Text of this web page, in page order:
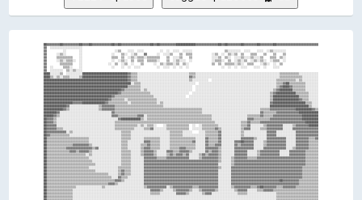
██▓▓▓▓▓▓▓▓██▓▓▓▓▓▓▓▓▓▓██▓▓▓▓██▓▓▓▓▓▓▓▓▓▓▓▓██▓▓██▓▓▓▓▓▓▓▓▓▓▓▓▓▓▓▓▓▓██▓▓██▓▓▓▓▓▓▓▓▓▓████████████▓▓▓▓▓▓▓▓▓▓▓▓▓▓██▓▓██▓▓▓▓▓▓▓▓██▓▓▓▓▓▓▓▓██▓▓▓▓▓▓▓▓██▓▓▓▓▓▓▓▓▓▓▓▓▓▓▓▓▓▓▓▓▓▓▓▓▓▓
▓▓  ░░░░░░░░░░░░░░░░░░░░
▓▓          ░░        ░░                    ░░▒▒    ░░░░  ░░░░          ░░  ░░  ░░░░  ░░░░░░                    ▒▒░░░░░░░░  ░░░░    ░░░░  ░░▒▒░░░░░░░░
▓▓      ░░▒▒░░        ░░                  ░░    ▒▒░░  ░░▒▒    ▓▓      ░░  ░░░░▒▒    ▒▒  ▒▒▒▒            ░░▒▒  ░░  ▒▒░░▒▒  ▒▒    ▒▒▒▒    ▒▒    ▒▒    ▒▒
▓▓      ▒▒▒▒▒▒▒▒▒▒    ░░                  ▒▒▒▒  ▒▒  ░░▒▒░░▒▒▒▒░░▒▒▒▒▒▒▒▒    ▒▒  ░░░░▒▒    ▒▒            ░░░░▒▒  ▒▒░░  ░░░░▒▒░░░░▒▒░░░░▒▒    ▒▒▒▒  ▒▒░░
▓▓      ░░▒▒░░▒▒▒▒░░  ░░                  ░░  ░░▒▒░░  ▒▒  ▒▒▒▒  ▒▒▒▒▒▒░░    ▒▒  ░░▒▒░░░░  ░░            ░░▒▒▒▒░░  ▒▒  ░░▒▒░░▒▒  ░░▒▒░░▒▒░░  ░░▒▒▒▒  ░░
▓▓        ▒▒▒▒▒▒▒▒    ░░                ░░  ▒▒  ░░▒▒  ░░    ▒▒      ░░  ▒▒░░▒▒▒▒░░▒▒  ▒▒░░              ▒▒  ▒▒  ▒▒▒▒▒▒░░▒▒░░  ▒▒▒▒    ░░▒▒░░  ░░  ▒▒
▓▓  ░░      ▒▒▒▒░░    ░░                  ░░    ░░  ░░  ░░░░          ░░  ░░░░  ░░  ░░  ░░                    ░░  ░░  ░░  ░░░░    ░░░░  ░░    ░░░░
▓▓  ░░░░░░░░  ▒▒░░▒▒░░░░
████░░░░░░▒▒  ░░░░░░░░░░████████████████████████████▓▓▒▒▒▒░░░░░░░░░░░░░░░░░░░░░░░░░░░░░░░░▒▒▒▒░░░░░░░░░░░░░░░░░░░░░░░░░░░░░░░░░░░░░░░░░░░░░░░░░░░░▒▒▒▒▒▒▒▒▒▒▒▒░░░░░░░░░░░░
████▒▒░░▒▒░░▒▒▒▒░░░░░░▒▒████████████████████████████▓▓▒▒▒▒░░░░░░░░░░░░░░░░░░░░░░░░░░░░░░░░▓▓▒▒░░░░░░░░░░░░░░░░░░░░░░░░░░░░░░░░░░░░░░░░░░░░░░░░░░░░▒▒▒▒▒▒▒▒▒▒▒▒▒▒░░░░░░░░░░
████████████████████████████████████████████████████▓▓▒▒▒▒░░░░░░░░░░░░░░░░░░░░░░░░░░░░░░░░▒▒░░░░░░░░░░  ░░░░░░░░░░░░░░░░░░░░░░░░░░░░░░░░░░░░░░░░▒▒▒▒▒▒▒▒▒▒▒▒░░▒▒░░░░░░░░░░
██████████████████████████████████████████████████████░░▒▒▒▒░░░░░░░░░░░░░░░░░░░░░░░░░░░░░░░░░░  ░░░░░░░░░░░░░░░░░░░░░░░░░░░░░░░░░░░░░░░░░░░░░░░░▒▒▒▒▓▓██▒▒▒▒▒▒▒▒▒▒░░░░░░░░
████████████████████████████████████████████████████▒▒▒▒▒▒▒▒░░░░░░░░░░░░░░░░░░░░░░░░░░░░░░░░  ░░░░░░░░░░░░░░░░░░░░░░░░░░░░░░░░░░░░░░░░░░░░░░░░░░▒▒▓▓████▓▓▒▒▒▒▒▒▒▒░░░░░░░░
████████████████████████████████████████████████▓▓▒▒▒▒▒▒▒▒▒▒░░▒▒░░░░░░░░░░░░░░░░░░░░░░░░░░░░  ░░░░░░░░░░░░░░░░░░░░░░░░░░░░░░░░░░░░░░░░░░░░░░░░▒▒▓▓████████▒▒▒▒▒▒▒▒░░░░░░░░
██████████████████████████████████████████████▓▓▒▒▒▒▒▒▒▒▒▒▒▒▒▒▒▒▒▒░░░░░░░░░░░░░░░░░░░░░░░░  ░░░░░░░░░░░░░░░░░░░░░░░░░░░░░░░░░░░░░░░░░░░░░░░░▒▒▓▓████████████▒▒▒▒▒▒▒▒░░░░░░
██████████████████████████████████████████▓▓▒▒▒▒▒▒▒▒▒▒▒▒▒▒▒▒▒▒▒▒▒▒▒▒░░░░░░░░░░░░░░░░░░░░  ░░░░░░░░░░░░░░░░░░░░░░░░░░░░░░░░░░░░░░░░░░░░░░░░░░▒▒████████████████▒▒▒▒▒▒░░░░░░
████████████████████████████████████████▓▓▒▒▒▒▒▒▒▒░░▒▒▒▒▒▒▒▒▒▒▒▒▒▒▒▒▒▒░░░░░░░░░░░░░░░░░░░░░░░░░░░░░░░░░░░░░░░░░░░░░░░░░░░░░░░░░░░░░░░░░░░░░░▒▒████████████████▓▓▒▒▒▒░░░░░░
██████████████████▓▓▓▓▓▓██████████████▓▓▒▒▒▒▒▒▒▒▒▒▒▒░░▒▒▒▒▒▒▒▒▒▒▒▒▒▒▒▒░░▒▒░░░░░░░░░░░░░░░░░░░░░░░░░░░░░░░░░░░░░░░░░░░░░░░░░░░░░░░░░░░░░░░░░░▓▓████████████████████▒▒▒▒░░░░
██████████████▓▓░░░░░░░░░░░░░░░░░░▒▒▓▓▓▓▓▓▓▓▒▒▒▒▒▒▒▒▒▒▒▒▒▒▒▒▒▒▒▒▒▒▒▒▒▒▒▒▒▒░░░░░░░░░░░░░░░░░░░░░░░░░░░░░░░░░░░░░░░░░░░░░░░░░░░░░░░░░░░░░░░░░░████████████████████████▒▒░░░░
████████████▓▓▒▒░░░░░░░░░░░░░░░░░░▒▒▓▓▓▓▓▓▓▓▒▒▒▒▒▒▒▒▒▒▒▒▒▒▒▒▒▒▒▒▒▒▒▒▒▒▒▒▒▒▒▒▒▒▒▒▒▒▒▒▒▒▒▒▒▒▒▒▒▒▒▒▒▒░░░░░░░░░░░░░░░░░░░░░░░░░░░░░░░░░░░░▒▒▒▒▒▒▓▓▓▓▓▓▓▓▓▓▓▓▓▓▓▓██████████▓▓▒▒
████████▓▓░░░░░░░░░░░░░░░░░░░░░░░░░░░░░░░░▓▓▒▒▒▒▒▒▒▒▒▒▒▒▒▒▒▒▒▒▒▒▒▒▒▒▒▒▒▒▒▒▒▒▒▒▒▒▒▒▒▒▒▒▒▒▒▒▒▒▒▒▒▒▒▒░░░░░░░░░░░░░░░░░░░░░░░░░░░░░░░░░░░░▓▓▒▒▒▒▒▒▒▒▓▓▓▓▓▓▓▓▓▓▓▓▓▓████████████
██████▓▓▒▒░░░░░░░░░░░░░░░░░░░░░░░░░░░░░░░░▓▓▓▓▒▒▒▒▒▒▒▒▒▒▒▒▓▓▓▓░░▒▒▒▒▒▒▒▒▒▒▒▒▒▒▒▒▒▒▒▒▒▒▒▒▒▒▒▒▒▒▒▒▒▒▒▒▒▒▒▒░░░░░░░░░░░░░░░░░░░░░░▒▒▒▒▒▒▒▒▓▓▒▒▒▒▒▒▓▓▓▓▓▓▓▓▓▓▓▓▓▓▓▓▓▓██████████
██▓▓▓▓▒▒░░░░░░░░░░░░░░░░░░░░░░░░░░░░░░░░░░░░░░▓▓████████████▒▒░░▒▒▒▒▒▒▒▒▒▒▒▒▒▒▒▒▒▒▒▒▒▒▒▒▒▒▒▒▒▒▒▒▒▒▒▒▒▒▒▒░░░░░░░░░░░░░░░░░░░░░░▓▓▓▓▒▒▒▒▒▒▒▒▒▒▓▓▓▓▓▓▓▓▓▓▓▓▓▓▓▓▓▓▓▓██████████
██▓▓▓▓▒▒░░░░░░░░░░░░░░░░░░░░░░░░░░░░░░░░░░░░▒▒▒▒▒▒▒▒▒▒▒▒▒▒▒▒▒▒▒▒▒▒▒▒▒▒▒▒▒▒▒▒▒▒▒▒▒▒▒▒▒▒▒▒▒▒▒▒▒▒▒▒▒▒▒▒▒▒▒▒▒▒░░░░░░░░░░░░░░░░▒▒▒▒▓▓▒▒▒▒▒▒▓▓▓▓▓▓▓▓▓▓▓▓▓▓▓▓▓▓▓▓▓▓▓▓▓▓▓▓████████
██▓▓▓▓▓▓░░░░░░░░░░░░░░░░░░░░░░░░░░░░░░░░░░░░▒▒▒▒▒▒▒▒▒▒▒▒▒▒░░▒▒░░▒▒▒▒░░    ░░▒▒▒▒▒▒▒▒▒▒▒▒▒▒  ░░  ░░▒▒▒▒▒▒▒▒▒▒░░░░░░░░░░░░░░▒▒▒▒▓▓░░░░░░░░▒▒▓▓▓▓▓▓▓▓▓▓░░░░░░▒▒▓▓▓▓▓▓▓▓██████
██▓▓▓▓▓▓▒▒▒▒░░░░░░░░░░░░░░░░░░░░░░░░░░░░░░░░▒▒▒▒▒▒▒▒▒▒▒▒░░░░░░▒▒▒▒▓▓░░░░░░░░▒▒▒▒▒▒▒▒▒▒▒▒▒▒  ░░░░░░▒▒▒▒▒▒▒▒▓▓▒▒░░░░░░░░░░░░▒▒▓▓▓▓░░░░░░▒▒▒▒▓▓▓▓▓▓▓▓▓▓░░░░░░▓▓▓▓▓▓▓▓▓▓▓▓▓▓▓▓
██▓▓▓▓▓▓▓▓▓▓▓▓░░▒▒░░░░░░░░░░░░░░░░░░░░░░░░░░░░░░▒▒▒▒▒▒░░░░░░░░░░░░░░░░░░░░░░░░▒▒▒▒▒▒▒▒░░░░░░    ░░░░▒▒▒▒▒▒▒▒▓▓░░░░░░░░░░░░▒▒░░░░░░░░░░░░░░▓▓▓▓▓▓░░░░░░░░░░░░▓▓▓▓▓▓▓▓▓▓▓▓▓▓
██▓▓▒▒▒▒▒▒▒▒▒▒▒▒░░░░░░░░░░░░░░░░░░░░░░░░░░░░░░░░▒▒▒▒▒▒░░░░░░░░░░░░░░░░░░░░░░░░▒▒▒▒▒▒▒▒░░░░░░░░░░░░░░▒▒▒▒▒▒▒▒▓▓░░░░░░░░░░░░▒▒░░░░░░░░░░░░░░▓▓▓▓▓▓░░░░░░░░░░░░▓▓▓▓▓▓▓▓▓▓▓▓▓▓
██▒▒▒▒▒▒▒▒▒▒▒▒▒▒▒▒▒▒▒▒▒▒▒▒▒▒░░░░░░░░░░░░░░░░░░░░▒▒▒▒▒▒░░░░░░░░▒▒▒▒▒▒▒▒▒▒░░░░░░▒▒▒▒▒▒▒▒▒▒▒▒▒▒▒▒░░░░░░▓▓▒▒▒▒▒▒▓▓░░░░░░░░░░░░▓▓▓▓▓▓▓▓▒▒░░░░░░▓▓▓▓▓▓▓▓▓▓▓▓░░░░░░▓▓▓▓▓▓▓▓▒▒▒▒▓▓
██▒▒▒▒▒▒▒▒▒▒▒▒▒▒▒▒▒▒▒▒▒▒▒▒▒▒░░░░░░░░░░░░░░░░░░░░▒▒▒▒░░░░░░░░░░▓▓▓▓▒▒▒▒▒▒░░░░░░▒▒▒▒▒▒▒▒▒▒▒▒▒▒▓▓░░░░░░▓▓▒▒▒▒▒▒▓▓░░░░░░░░▓▓▓▓██▓▓▓▓▓▓░░░░░░▒▒▓▓▓▓▓▓▓▓▓▓▓▓░░░░░░▓▓▓▓▓▓▓▓▒▒▒▒▒▒
██▒▒▒▒▒▒▒▒▒▒▒▒▒▒▒▒▓▓▓▓▓▓▓▓▓▓▒▒░░░░░░░░░░░░░░░░░░▒▒▒▒░░░░░░░░▒▒▒▒▓▓▒▒▒▒▒▒░░░░░░▒▒▒▒▒▒▒▒▒▒▒▒▒▒▒▒░░░░░░▓▓▒▒▒▒▓▓▓▓░░░░░░░░▓▓▒▒▓▓▓▓▓▓▓▓░░░░░░▒▒▓▓▓▓▓▓▓▓▓▓▓▓░░░░░░▓▓▓▓▓▓▓▓▒▒▒▒▒▒
██▒▒▒▒▒▒▒▒▒▒▒▒▓▓▓▓▓▓▓▓▓▓▓▓▓▓▓▓▒▒▓▓░░░░░░░░░░░░░░▒▒▒▒░░░░░░░░▒▒▓▓▓▓▒▒▒▒▒▒░░░░░░▒▒▒▒▒▒▓▓▓▓▒▒▒▒▒▒░░░░░░▓▓▓▓▓▓▓▓▒▒░░░░░░░░▓▓▓▓▓▓▓▓▓▓▓▓░░░░░░▓▓▓▓▓▓▓▓▓▓▓▓▓▓░░░░▒▒▓▓▓▓▓▓▓▓▒▒▒▒▒▒
██▒▒▒▒▒▒▒▒▒▒▒▒▒▒▓▓▓▓▒▒▓▓▓▓▓▓▒▒░░░░░░░░░░░░░░░░░░▒▒▒▒▒▒░░░░░░▒▒▓▓▓▓▓▓▒▒░░░░░░▓▓▓▓▒▒▒▒▓▓▓▓▓▓▒▒░░░░░░░░▓▓▒▒▓▓▓▓▒▒░░░░░░░░▓▓▓▓▓▓▓▓░░░░░░▒▒▓▓▓▓▓▓▓▓▓▓▓▓░░░░░░▓▓▓▓▓▓▓▓▓▓▒▒▒▒▒▒▒▒
██▒▒▒▒▒▒▒▒▒▒▒▒▒▒▒▒▒▒▒▒▒▒▒▒░░▒▒░░░░░░░░░░░░░░░░░░▒▒▒▒▒▒░░░░░░▒▒▓▓▓▓▓▓▒▒░░░░░░▒▒▓▓▒▒▓▓▓▓▒▒▓▓░░░░░░▒▒▓▓▒▒▓▓▓▓▓▓▒▒░░░░░░░░▓▓▓▓▓▓▓▓░░░░░░▒▒▓▓▓▓▓▓▓▓▓▓▓▓░░░░░░▓▓▓▓▓▓▓▓▓▓▒▒▒▒▒▒▒▒
██▒▒▒▒▒▒▒▒▒▒▒▒▒▒▒▒▒▒▒▒▒▒▒▒▒▒░░░░░░░░░░░░░░░░░░░░▒▒▒▒▒▒░░░░░░░░▓▓▓▓▓▓▓▓▒▒▒▒▒▒▓▓▓▓▓▓▓▓▓▓▓▓▓▓░░░░░░▒▒▓▓▓▓▓▓▓▓▓▓▒▒░░░░░░▒▒▓▓▓▓▓▓▓▓▒▒▒▒▒▒▓▓▓▓▓▓▓▓▓▓▓▓▓▓▓▓▓▓▓▓▓▓▓▓▓▓▓▓▓▓▒▒▒▒▒▒▒▒
██▒▒▒▒▒▒▒▒▒▒▒▒▒▒▒▒▒▒▒▒▒▒▒▒▒▒▒▒░░░░░░░░░░░░░░░░░░▒▒▒▒▒▒░░░░░░░░▓▓▓▓▓▓▓▓▓▓▓▓▓▓▓▓▓▓▓▓▓▓▓▓▓▓▓▓▓▓▓▓▓▓▓▓▓▓▓▓▓▓▓▓▓▓▒▒░░░░░░▒▒▓▓▓▓▓▓▓▓▓▓▓▓▓▓▓▓▓▓▓▓▓▓▓▓▓▓▓▓▓▓▓▓▓▓▓▓▓▓▓▓▓▓▓▓▒▒▒▒▒▒▒▒
██▒▒▒▒▒▒▒▒▒▒▒▒▒▒▒▒▒▒▒▒▒▒▒▒▒▒▒▒▒▒░░░░░░░░░░░░░░░░▒▒▒▒▒▒░░░░░░░░▓▓▓▓▓▓▓▓▓▓▓▓▓▓▓▓▓▓▓▓▓▓▓▓▓▓▓▓▓▓▓▓▓▓▓▓▓▓▓▓▓▓▓▓▓▓░░░░░░░░▒▒▓▓▓▓▓▓▓▓▓▓▓▓▓▓▓▓▓▓▓▓▓▓▓▓▓▓▓▓▓▓▓▓▓▓▓▓▓▓▓▓▓▓▓▓▒▒▒▒▒▒▒▒
██▒▒▒▒▒▒▒▒▒▒▒▒▒▒▒▒▒▒▒▒▒▒▒▒▒▒░░░░░░░░░░░░░░░░░░▒▒▒▒▒▒▒▒░░░░░░░░▓▓▓▓▓▓▓▓▓▓▓▓▓▓▓▓▓▓▓▓▓▓▓▓▓▓▓▓▓▓▓▓▓▓▓▓▓▓▓▓▓▓▓▓▓▓▒▒░░░░░░▓▓▓▓▓▓▓▓▓▓▓▓▓▓▓▓▓▓▓▓▓▓▓▓▓▓▓▓▓▓▓▓▓▓▓▓▓▓▓▓▓▓▓▓▒▒▒▒▒▒▒▒▒▒
██▒▒▒▒▒▒▒▒▒▒▒▒▒▒▒▒▒▒▒▒▒▒▒▒▒▒▒▒▒▒░░░░░░░░░░░░░░▒▒▓▓▒▒▒▒░░░░░░░░▓▓▓▓▓▓▓▓▓▓▓▓▓▓▓▓▓▓▓▓▓▓▓▓▓▓▓▓▓▓▓▓▓▓▓▓▓▓▓▓▓▓▓▓▓▓░░░░░░░░▓▓▓▓▓▓▓▓▓▓▓▓▓▓▓▓▓▓▓▓▓▓▓▓▓▓▓▓▓▓▓▓▓▓▓▓▓▓▓▓▓▓▓▓▒▒▒▒▒▒▒▒▒▒
██▒▒▒▒▒▒▒▒▒▒▒▒▒▒▒▒▒▒▒▒▒▒▒▒▒▒▒▒▒▒▒▒▒▒▒▒▒▒░░░░░░▒▒▓▓▒▒▒▒░░░░░░░░▓▓▓▓▓▓▓▓▓▓▓▓▓▓▓▓▓▓▓▓▓▓▓▓▓▓▓▓▓▓▓▓▓▓▓▓▓▓▓▓▓▓▓▓▓▓░░░░░░░░▓▓▓▓▓▓▓▓▓▓▓▓▓▓▓▓▓▓▓▓▓▓▓▓▓▓▓▓▓▓▓▓▓▓▓▓▓▓▓▓▓▓▓▓▒▒▒▒▒▒▒▒▒▒
██▒▒▒▒▒▒▒▒▒▒▒▒▒▒▒▒▒▒▒▒▒▒▒▒▒▒▒▒▒▒▒▒▒▒▒▒▒▒▒▒░░░░▓▓▒▒▒▒░░░░░░░░░░▓▓▓▓▓▓▓▓▓▓▓▓▓▓▓▓▓▓▓▓▓▓▓▓▓▓▓▓▓▓▓▓▓▓▓▓▓▓▓▓▓▓▓▓▓▓░░░░░░░░▓▓▓▓▓▓▓▓▓▓▓▓▓▓▓▓▓▓▓▓▓▓▓▓▓▓▓▓▓▓▓▓▓▓▓▓▓▓▓▓▓▓▓▓▒▒▒▒▒▒▒▒▒▒
██▒▒▒▒▒▒▒▒▒▒▒▒▒▒▒▒▒▒▒▒▒▒▒▒▒▒▒▒▒▒▒▒▒▒▒▒▒▒▒▒▒▒▓▓▓▓▒▒░░░░░░░░░░░░▓▓▓▓▓▓▓▓▓▓▓▓▓▓▓▓▓▓▓▓▓▓▓▓▓▓▓▓▓▓▓▓▓▓▓▓▓▓▓▓▓▓▓▓▓▓░░░░░░░░▓▓▓▓▓▓▓▓▓▓▓▓▓▓▓▓▓▓▓▓▓▓▓▓▓▓▓▓▓▓██▓▓▓▓▓▓▓▓▓▓▒▒▒▒▒▒▒▒▒▒▒▒
██▒▒▒▒▒▒▒▒▒▒▒▒▒▒▒▒▒▒▒▒▒▒▒▒▒▒▒▒▒▒▒▒▒▒▒▒▒▒▓▓▓▓▒▒░░░░░░░░░░░░░░░░▓▓▓▓▓▓▓▓▓▓▓▓▓▓▓▓▓▓▓▓▓▓▓▓▓▓▓▓▓▓▓▓▓▓▓▓▓▓▓▓▓▓▓▓▓▓░░░░░░░░▓▓▓▓▓▓▓▓▓▓▓▓▓▓▓▓▓▓▓▓▓▓▓▓▓▓▓▓▓▓▓▓▓▓▓▓▓▓▓▓▓▓▒▒▒▒▒▒▒▒▒▒▒▒
██▒▒▒▒▒▒▒▒▒▒▒▒▒▒▒▒▒▒░░░░░░░░░░░░░░░░▒▒░░░░░░░░░░░░░░░░░░░░░░░░▒▒▓▓▓▓▓▓▓▓▓▓▓▓░░▒▒▓▓▓▓▓▓▓▓▓▓▓▓▒▒▒▒▓▓▓▓▓▓▓▓▓▓▓▓░░░░░░░░▒▒▓▓▓▓▓▓▓▓▓▓▒▒▒▒▓▓██▓▓▓▓▓▓▓▓▒▒▒▒▓▓▓▓▓▓▓▓▒▒▒▒▒▒▒▒▒▒▒▒▒▒
██▒▒▒▒▒▒▒▒▒▒▒▒▒▒▒▒░░░░░░░░░░░░░░░░░░░░░░░░░░░░░░░░░░░░░░░░░░░░░░░░▓▓▓▓▓▓▒▒░░░░░░▒▒▓▓▓▓▓▓▓▓▒▒░░░░▒▒▓▓▓▓▓▓▓▓▒▒░░░░░░░░░░▒▒▓▓▓▓▓▓░░░░░░▒▒▒▒▓▓▓▓▓▓▒▒▒▒▒▒▒▒▒▒▒▒▒▒▒▒▒▒▒▒▒▒▒▒▒▒▒▒
██▒▒▒▒▒▒▒▒▒▒▒▒▒▒▒▒░░░░░░░░░░░░░░░░░░░░░░░░░░░░░░░░░░░░░░░░░░░░░░░░▒▒▒▒▒▒░░░░░░░░░░▓▓▓▓▓▓▒▒░░░░░░░░▒▒▓▓▓▓░░░░░░░░░░░░░░░░▒▒▒▒▒▒░░░░░░░░░░░░░░░░░░▒▒▒▒▒▒▒▒▒▒▒▒▒▒▒▒▒▒▒▒▒▒▒▒▒▒
██▒▒▒▒▒▒▒▒▒▒▒▒▒▒▒▒░░░░░░░░░░░░░░░░░░░░░░░░░░░░░░░░░░░░░░░░░░░░░░░░░░░░░░░░░░░░░░░░░░░░░░░░░░░░░░░░░░░░░░░░░░░░░░░░░░░░░░░░░░░░░░░░░░░░░░░░░░░░░░▒▒▒▒▒▒▒▒▒▒▒▒▒▒▒▒▒▒▒▒▒▒▒▒▒▒